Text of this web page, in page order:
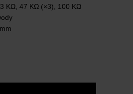
KΩ, 47 KΩ (×3), 100 KΩ